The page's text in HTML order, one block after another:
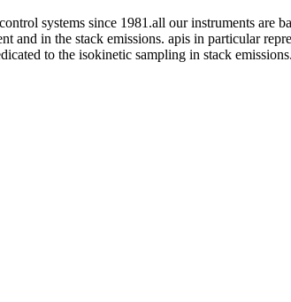
systems since 1981.all our instruments are
in the stack emissions. apis in particular
to the isokinetic sampling in stack emissions.